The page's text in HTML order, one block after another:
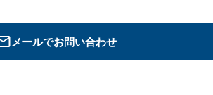
メールでお問い合わせ